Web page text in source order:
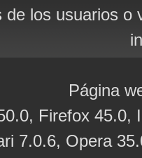
de los usuarios
Página
Firefox 45.0,
7.0.6, Opera